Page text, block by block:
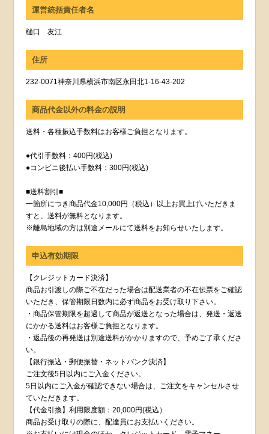
運営統括責任者名
樋口 友江
住所
232-0071神奈川県横浜市南区永田北1-16-43-202
商品代金以外の料金の説明
送料・各種振込手数料はお客様ご負担となります。
●代引手数料：400円(税込)
●コンビニ後払い手数料：300円(税込)
■送料割引■
一箇所につき商品代金10,000円（税込）以上お買上げいただきま
すと、送料が無料となります。
※離島地域の方は別途メールにて送料をお知らせいたします。
申込有効期限
【クレジットカード決済】
商品お引渡しの際ご不在だった場合は配送業者の不在伝票をご確認
いただき、保管期限日数内に必ず商品をお受け取り下さい。
・商品保管期限を超過して商品が返送となった場合は、発送・返送
にかかる送料はお客様ご負担となります。
・返品後の再発送は別途送料がかかりますので、予めご了承くださ
い。
【銀行振込・郵便振替・ネットバンク決済】
ご注文後5日以内にご入金ください。
5日以内にご入金が確認できない場合は、ご注文をキャンセルさせ
ていただきます。
【代金引換】利用限度額：20,000円(税込）
商品お受け取りの際に、配達員にお支払いください。